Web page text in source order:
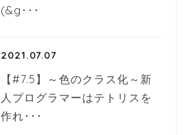
(&g･･･
2021.07.07
【#7.5】～色のクラス化～新
人プログラマーはテトリスを
作れ･･･